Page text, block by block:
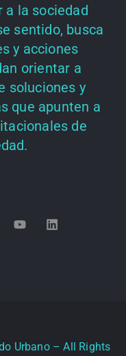
a la sociedad
sentido, busca
y acciones
orientar a
soluciones y
que apunten a
de
Urbano – All Rights